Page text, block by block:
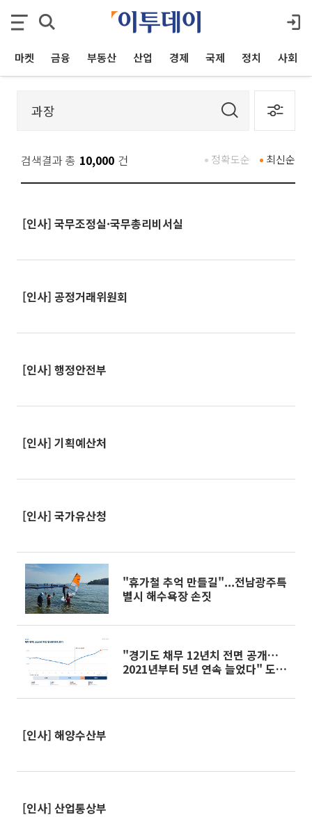
마켓 금융 부동산 산업 경제 국제 정치 사회
검색결과 총 10,000 건 최신순
정확도순
[인사] 국무조정실·국무총리비서실
[인사] 공정거래위원회
[인사] 행정안전부
[인사] 기획예산처
[인사] 국가유산청
"휴가철 추억 만들길"...전남광주특
별시 해수욕장 손짓
"경기도 채무 12년치 전면 공개…
2021년부터 5년 연속 늘었다" 도의
[인사] 해양수산부
[인사] 산업통상부